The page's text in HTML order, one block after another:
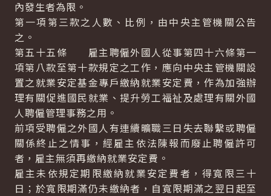
內發生者為限。
第一項第三款之人數、比例，由中央主管機關公告
之。
第五十五條 雇主聘僱外國人從事第四十六條第一
項第八款至第十款規定之工作，應向中央主管機關設
置之就業安定基金專戶繳納就業安定費，作為加強辦
理有關促進國民就業、提升勞工福祉及處理有關外國
人聘僱管理事務之用。
前項受聘僱之外國人有連續曠職三日失去聯繫或聘僱
關係終止之情事，經雇主依法陳報而廢止聘僱許可
者，雇主無須再繳納就業安定費。
雇主未依規定期限繳納就業安定費者，得寬限三十
日；於寬限期滿仍未繳納者，自寬限期滿之翌日起至